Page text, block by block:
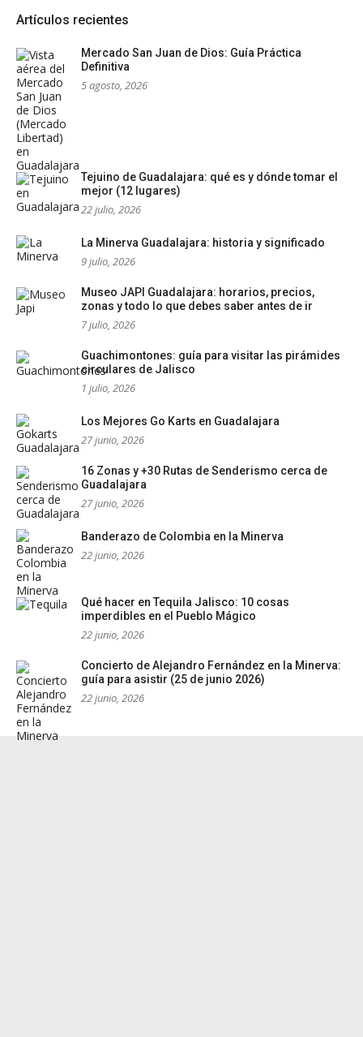
Artículos recientes
Mercado San Juan de Dios: Guía Práctica
Definitiva
5 agosto, 2026
Tejuino de Guadalajara: qué es y dónde tomar el
mejor (12 lugares)
22 julio, 2026
La Minerva Guadalajara: historia y significado
9 julio, 2026
Museo JAPI Guadalajara: horarios, precios,
zonas y todo lo que debes saber antes de ir
7 julio, 2026
Guachimontones: guía para visitar las pirámides
circulares de Jalisco
1 julio, 2026
Los Mejores Go Karts en Guadalajara
27 junio, 2026
16 Zonas y +30 Rutas de Senderismo cerca de
Guadalajara
27 junio, 2026
Banderazo de Colombia en la Minerva
22 junio, 2026
Qué hacer en Tequila Jalisco: 10 cosas
imperdibles en el Pueblo Mágico
22 junio, 2026
Concierto de Alejandro Fernández en la Minerva:
guía para asistir (25 de junio 2026)
22 junio, 2026